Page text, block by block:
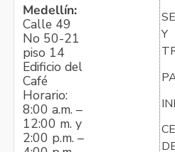
Medellín:
Calle 49
No 50-21
piso 14
Edificio del
Café
Horario:
8:00 a.m. –
12:00 m. y
2:00 p.m. –
Y